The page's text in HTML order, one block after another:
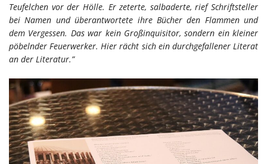
Teufelchen vor der Hölle. Er zeterte, salbaderte, rief Schriftsteller
bei Namen und überantwortete ihre Bücher den Flammen und
dem Vergessen. Das war kein Großinquisitor, sondern ein kleiner
pöbelnder Feuerwerker. Hier rächt sich ein durchgefallener Literat
an der Literatur.”